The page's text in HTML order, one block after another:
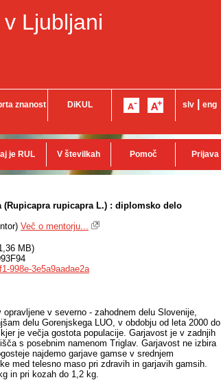
Ljubljani
znanost DiKUL slv eng
je RUL V številkah Pomoč Prijava
rupicapra L.) : diplomsko delo
) Več o mentorju...
MB)
998e-3e5a9aadae2a
v severno - zahodnem delu Slovenije,
delu Gorenjskega LUO, v obdobju od leta 2000 do
je večja gostota populacije. Garjavost je v zadnjih
s posebnim namenom Triglav. Garjavost ne izbira
najdemo garjave gamse v srednjem
med telesno maso pri zdravih in garjavih gamsih.
in pri kozah do 1,2 kg.